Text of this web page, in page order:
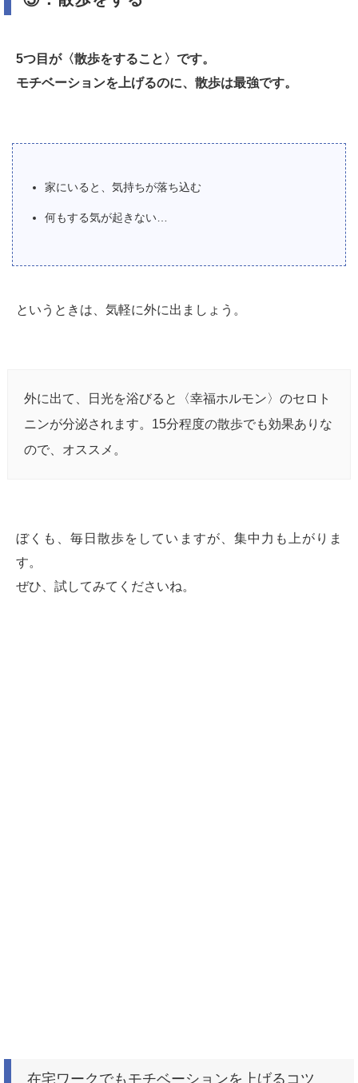
5つ目が〈散歩をすること〉です。
モチベーションを上げるのに、散歩は最強です。
家にいると、気持ちが落ち込む
何もする気が起きない…
というときは、気軽に外に出ましょう。
外に出て、日光を浴びると〈幸福ホルモン〉のセロト
ニンが分泌されます。15分程度の散歩でも効果ありな
ので、オススメ。
ぼくも、毎日散歩をしていますが、集中力も上がりま
す。
ぜひ、試してみてくださいね。
在宅ワークでもモチベーションを上げるコツ